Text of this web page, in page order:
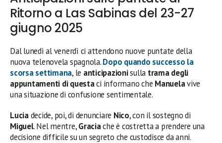
Ritorno a Las Sabinas del 23-27
giugno 2025
Dal lunedì al venerdì ci attendono nuove puntate della
nuova telenovela spagnola.Dopo quando successo la
scorsa settimana, le anticipazionisulla trama degli
appuntamenti di questaci informano che Manuelavive
una situazione di confusione sentimentale.
Luciadecide, poi, di denunciare Nico, con il sostegno di
Miguel. Nel mentre,Graciache è costretta a prendere una
decisione difficile su un segreto che custodisce da anni.